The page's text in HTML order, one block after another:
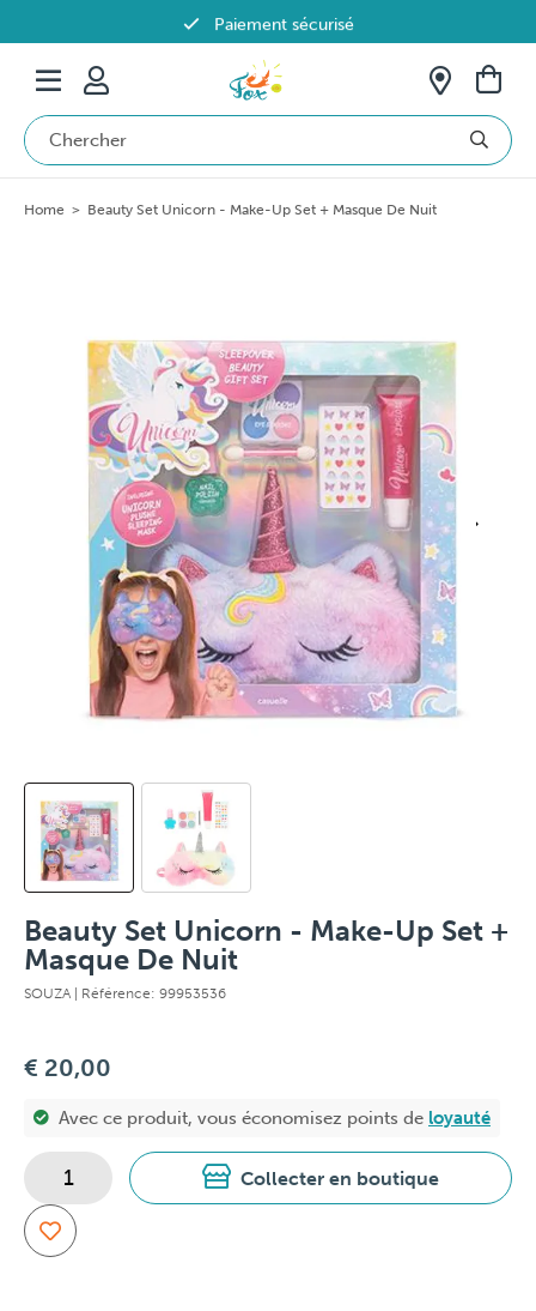
Paiement sécurisé
Livraison offerte dès 69€ en Belgique
Home > Beauty Set Unicorn - Make-Up Set + Masque De Nuit
Beauty Set Unicorn - Make-Up Set +
Masque De Nuit
SOUZA | Référence: 99953536
€ 20,00
Avec ce produit, vous économisez points de loyauté
Collecter en boutique